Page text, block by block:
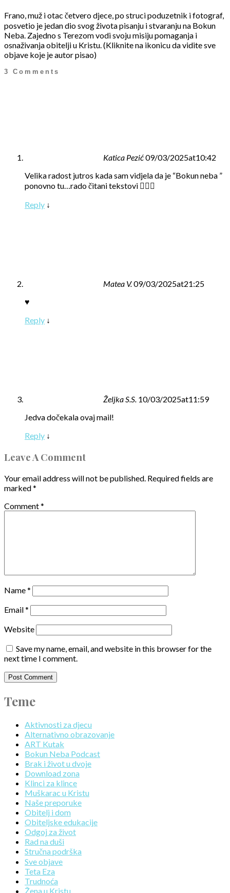
Frano, muž i otac četvero djece, po struci poduzetnik i fotograf,
posvetio je jedan dio svog života pisanju i stvaranju na Bokun
Neba. Zajedno s Terezom vodi svoju misiju pomaganja i
osnaživanja obitelji u Kristu. (Kliknite na ikonicu da vidite sve
objave koje je autor pisao)
3 Comments
Katica Pezić09/03/2025at10:42
Velika radost jutros kada sam vidjela da je “Bokun neba ”
ponovno tu…rado čitani tekstovi ❤️‍🔥💗
Reply ↓
Matea V.09/03/2025at21:25
♥️
Reply ↓
Željka S.S. 10/03/2025at11:59
Jedva dočekala ovaj mail!
Reply ↓
Leave A Comment
Your email address will not be published. Required fields are
marked*
Comment*
Name*
Email*
Website
Save my name, email, and website in this browser for the
next time I comment.
Teme
Aktivnosti za djecu
Alternativno obrazovanje
ART Kutak
Bokun Neba Podcast
Brak i život u dvoje
Download zona
Klinci za klince
Muškarac u Kristu
Naše preporuke
Obitelj i dom
Obiteljske edukacije
Odgoj za život
Rad na duši
Stručna podrška
Sve objave
Teta Eza
Trudnoća
Žena u Kristu